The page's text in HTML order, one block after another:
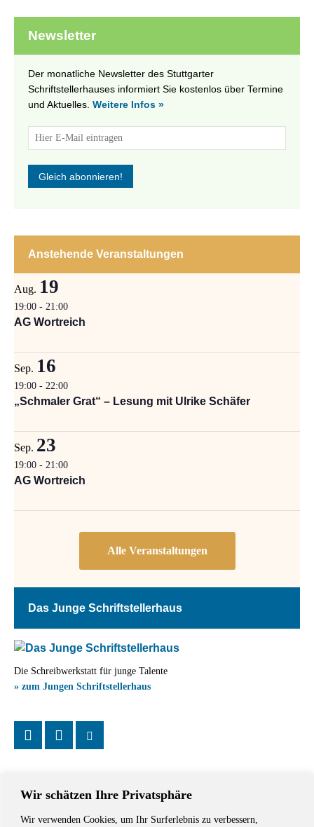
Wir schätzen Ihre Privatsphäre
Wir verwenden Cookies, um Ihr Surferlebnis zu verbessern,
Newsletter
Der monatliche Newsletter des Stuttgarter
Schriftstellerhauses informiert Sie kostenlos über Termine
und Aktuelles. Weitere Infos »
Anstehende Veranstaltungen
Aug. 19
19:00 - 21:00
AG Wortreich
Sep. 16
19:00 - 22:00
„Schmaler Grat“ – Lesung mit Ulrike Schäfer
Sep. 23
19:00 - 21:00
AG Wortreich
Das Junge Schriftstellerhaus
Die Schreibwerkstatt für junge Talente
» zum Jungen Schriftstellerhaus